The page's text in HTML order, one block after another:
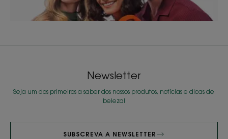
Newsletter
Seja um dos primeiros a saber dos nossos produtos, notícias e dicas de
beleza!
SUBSCREVA A NEWSLETTER